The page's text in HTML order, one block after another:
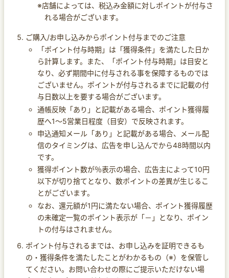
※店舗によっては、税込み金額に対しポイントが付与さ
れる場合がございます。
ご購入/お申し込みからポイント付与までのご注意
「ポイント付与時期」は「獲得条件」を満たした日か
ら計算します。また、「ポイント付与時期」は目安と
なり、必ず期間中に付与される事を保障するものでは
ございません。ポイントが付与されるまでに記載の付
与日数以上を要する場合がございます。
通帳反映「あり」と記載がある場合、ポイント獲得履
歴へ1～5営業日程度（目安）で反映されます。
申込通知メール「あり」と記載がある場合、メール配
信のタイミングは、広告を申し込んでから48時間以内
です。
獲得ポイント数が％表示の場合、広告主によって10円
以下が切り捨てとなり、数ポイントの差異が生じるこ
とがございます。
なお、還元額が1円に満たない場合、ポイント獲得履歴
の未確定一覧のポイント表示が「－」となり、ポイン
トの付与はされません。
ポイント付与されるまでは、お申し込みを証明できるも
の・獲得条件を満たしたことがわかるもの（※）を保管し
てください。お問い合わせの際にご提示いただけない場